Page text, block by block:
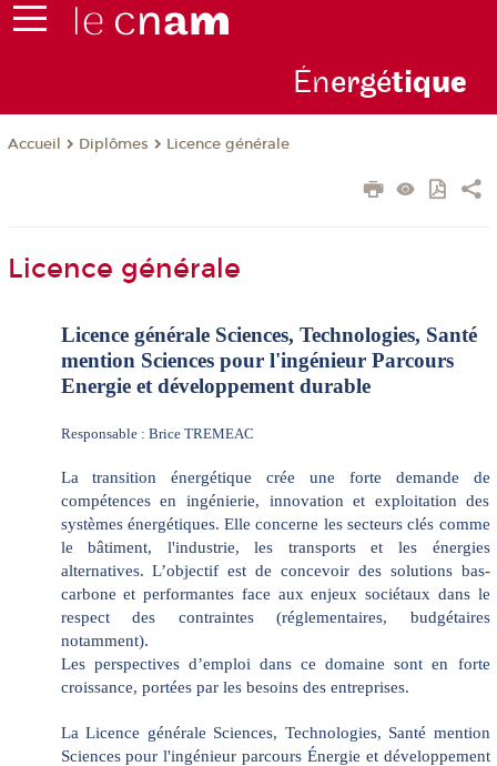
Énergétique
Accueil Diplômes Licence générale
Licence générale
Licence générale Sciences, Technologies, Santé
mention Sciences pour l'ingénieur Parcours
Energie et développement durable
Responsable : Brice TREMEAC
La transition énergétique crée une forte demande de
compétences en ingénierie, innovation et exploitation des
systèmes énergétiques. Elle concerne les secteurs clés comme
le bâtiment, l'industrie, les transports et les énergies
alternatives. L’objectif est de concevoir des solutions bas-
carbone et performantes face aux enjeux sociétaux dans le
respect des contraintes (réglementaires, budgétaires
notamment).
Les perspectives d’emploi dans ce domaine sont en forte
croissance, portées par les besoins des entreprises.
La Licence générale Sciences, Technologies, Santé mention
Sciences pour l'ingénieur parcours Énergie et développement